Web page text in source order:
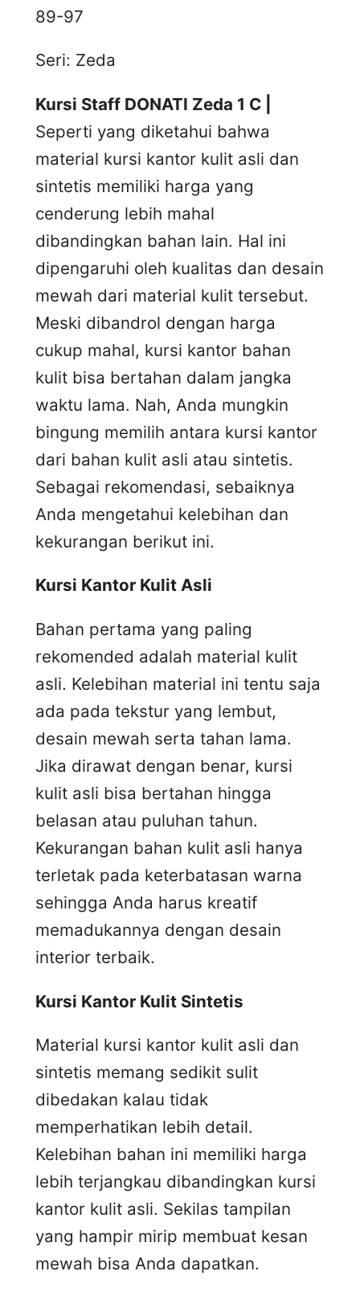
89-97
Seri: Zeda
Kursi Staff DONATI Zeda 1 C |
Seperti yang diketahui bahwa
material kursi kantor kulit asli dan
sintetis memiliki harga yang
cenderung lebih mahal
dibandingkan bahan lain. Hal ini
dipengaruhi oleh kualitas dan desain
mewah dari material kulit tersebut.
Meski dibandrol dengan harga
cukup mahal, kursi kantor bahan
kulit bisa bertahan dalam jangka
waktu lama. Nah, Anda mungkin
bingung memilih antara kursi kantor
dari bahan kulit asli atau sintetis.
Sebagai rekomendasi, sebaiknya
Anda mengetahui kelebihan dan
kekurangan berikut ini.
Kursi Kantor Kulit Asli
Bahan pertama yang paling
rekomended adalah material kulit
asli. Kelebihan material ini tentu saja
ada pada tekstur yang lembut,
desain mewah serta tahan lama.
Jika dirawat dengan benar, kursi
kulit asli bisa bertahan hingga
belasan atau puluhan tahun.
Kekurangan bahan kulit asli hanya
terletak pada keterbatasan warna
sehingga Anda harus kreatif
memadukannya dengan desain
interior terbaik.
Kursi Kantor Kulit Sintetis
Material kursi kantor kulit asli dan
sintetis memang sedikit sulit
dibedakan kalau tidak
memperhatikan lebih detail.
Kelebihan bahan ini memiliki harga
lebih terjangkau dibandingkan kursi
kantor kulit asli. Sekilas tampilan
yang hampir mirip membuat kesan
mewah bisa Anda dapatkan.